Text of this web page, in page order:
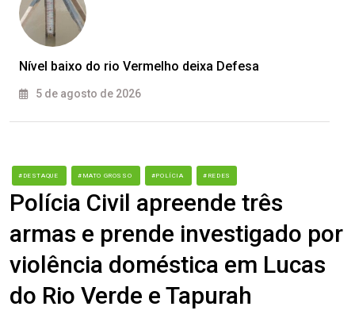
Nível baixo do rio Vermelho deixa Defesa
5 de agosto de 2026
#DESTAQUE #MATO GROSSO #POLÍCIA #REDES
Polícia Civil apreende três
armas e prende investigado por
violência doméstica em Lucas
do Rio Verde e Tapurah